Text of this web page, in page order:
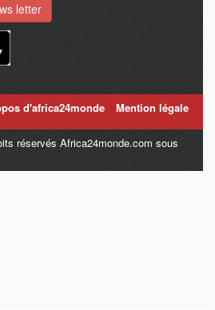
letter
d'africa24monde Mention légale
réservés Africa24monde.com sous